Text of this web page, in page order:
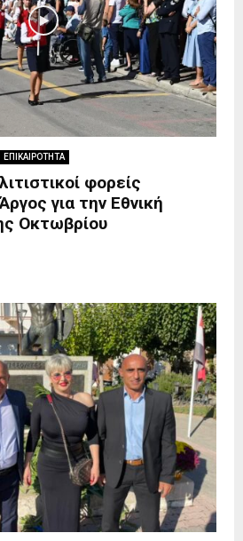
ΕΠΙΚΑΙΡΟΤΗΤΑ
φορείς
για την Εθνική
Οκτωβρίου